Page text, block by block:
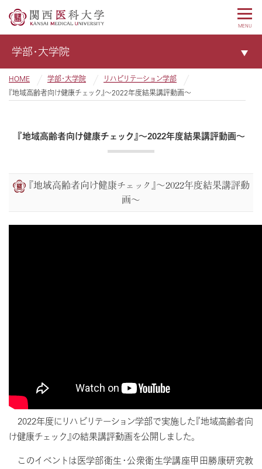
MENU
学部・大学院
HOME 学部・大学院
リハビリテーション学部
『地域高齢者向け健康チェック』～2022年度結果講評動画～
『地域高齢者向け健康チェック』～2022年度結果講評動画～
『地域高齢者向け健康チェック』～2022年度結果講評動
画～
2022年度にリハビリテーション学部で実施した『地域高齢者向
け健康チェック』の結果講評動画を公開しました。
このイベントは医学部衛生・公衆衛生学講座甲田勝康研究教